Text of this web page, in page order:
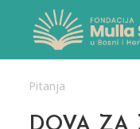
Pitanja